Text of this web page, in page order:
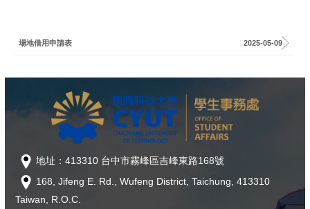
場地借用申請表 2025-05-09
地址：413310 台中市霧峰區吉峰東路168號
168, Jifeng E. Rd., Wufeng District, Taichung, 413310
Taiwan, R.O.C.